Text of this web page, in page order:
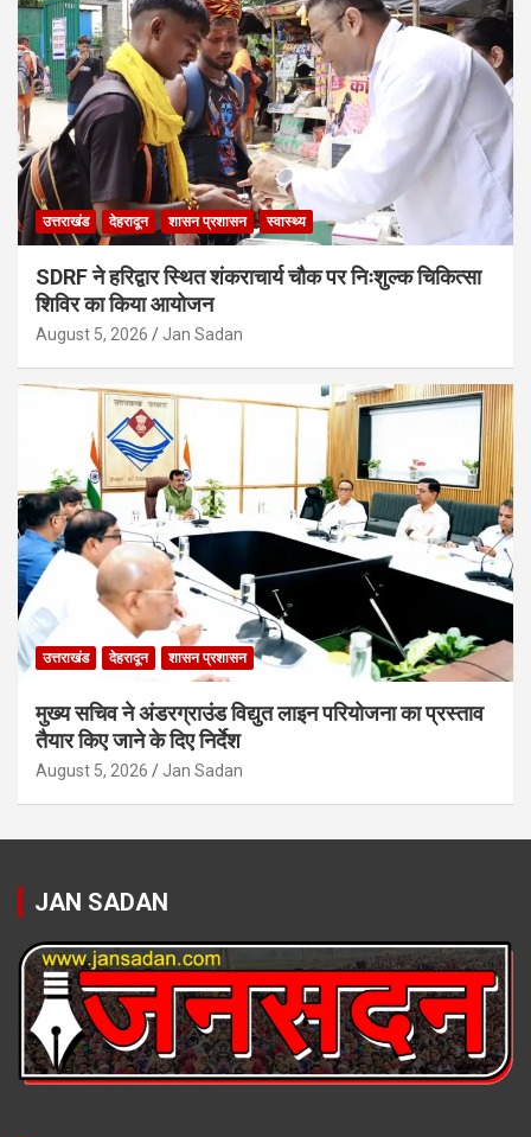
उत्तराखंड देहरादून शासन प्रशासन स्वास्थ्य
SDRF ने हरिद्वार स्थित शंकराचार्य चौक पर निःशुल्क चिकित्सा
शिविर का किया आयोजन
August 5, 2026 Jan Sadan
उत्तराखंड देहरादून शासन प्रशासन
मुख्य सचिव ने अंडरग्राउंड विद्युत लाइन परियोजना का प्रस्ताव
तैयार किए जाने के दिए निर्देश
August 5, 2026 Jan Sadan
JAN SADAN